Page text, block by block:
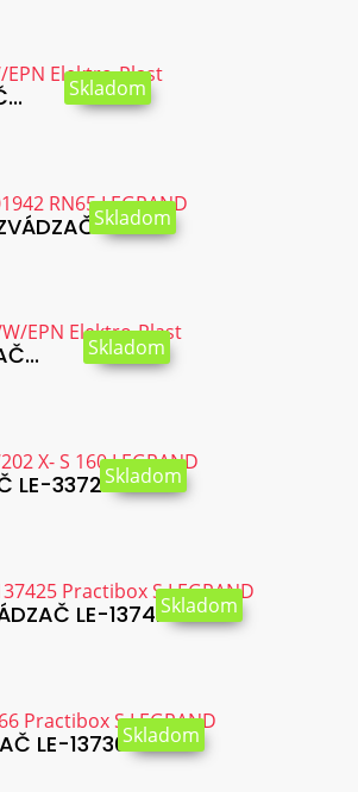
Skladom
Skladom
Skladom
LE-337202 X-...
Skladom
LE-137425...Skladom
LE-137366...Skladom